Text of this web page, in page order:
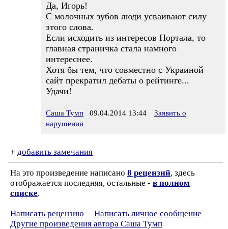
Да, Игорь!
С молочных зубов люди усваивают силу
этого слова.
Если исходить из интересов Портала, то
главная страничка стала намного
интереснее.
Хотя бы тем, что совместно с Украиной
сайт прекратил дебаты о рейтинге...
Удачи!
Саша Тумп 09.04.2014 13:44
Заявить о
нарушении
+ добавить замечания
На это произведение написано 8 рецензий, здесь
отображается последняя, остальные - в полном
списке.
Написать рецензию
Написать личное сообщение
Другие произведения автора Саша Тумп